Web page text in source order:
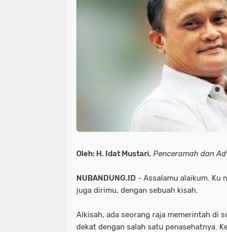
Oleh: H. Idat Mustari, Penceramah dan
NUBANDUNG.ID - Assalamu alaikum. Ku
juga dirimu, dengan sebuah kisah.
Alkisah, ada seorang raja memerintah di
dekat dengan salah satu penasehatnya.